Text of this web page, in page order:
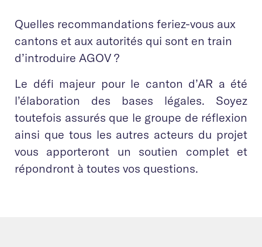
Quelles recommandations feriez-vous aux
cantons et aux autorités qui sont en train
d’introduire AGOV ?
Le défi majeur pour le canton d’AR a été
l’élaboration des bases légales. Soyez
toutefois assurés que le groupe de réflexion
ainsi que tous les autres acteurs du projet
vous apporteront un soutien complet et
répondront à toutes vos questions.